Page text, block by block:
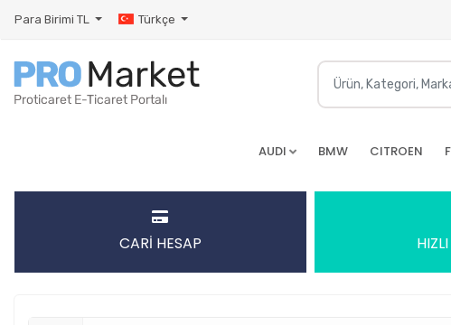
Para Birimi TL Türkçe
AUDI BMW CITROEN
CARİ HESAP